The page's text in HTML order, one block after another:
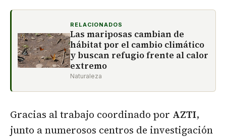
RELACIONADOS
Las mariposas cambian de
hábitat por el cambio climático
y buscan refugio frente al calor
extremo
Naturaleza
Gracias al trabajo coordinado por AZTI,
junto a numerosos centros de investigación